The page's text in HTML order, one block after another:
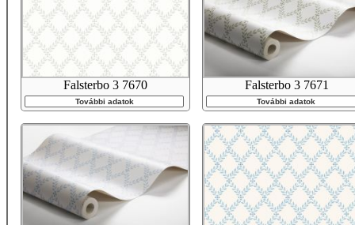
Falsterbo 3 7670
További adatok
Falsterbo 3 7671
További adatok